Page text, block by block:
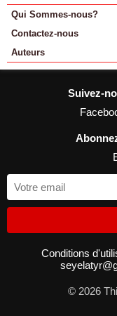
Qui Sommes-nous?
Contactez-nous
Auteurs
Suivez-
Conditions
© 2026